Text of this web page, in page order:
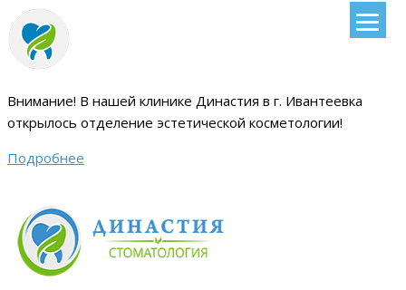
Внимание! В нашей клинике Династия в г. Ивантеевка
открылось отделение эстетической косметологии!
Подробнее